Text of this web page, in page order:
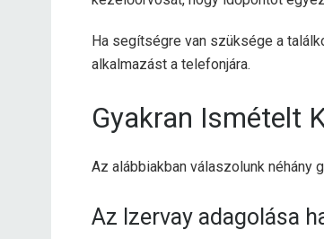
Ha segítségre van szüksége a
alkalmazást a telefonjára.
Gyakran Ismételt
Az alábbiakban válaszolunk néhány
Az Izervay adagolása